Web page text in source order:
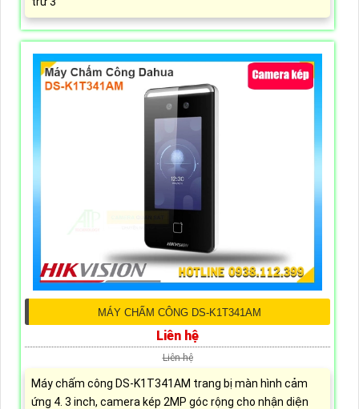
MÁY CHẤM CÔNG DS-K1T341AM
Liên hệ
Liên hệ
Máy chấm công DS-K1T341AM trang bị màn hình cảm
ứng 4. 3 inch, camera kép 2MP góc rộng cho nhận diện